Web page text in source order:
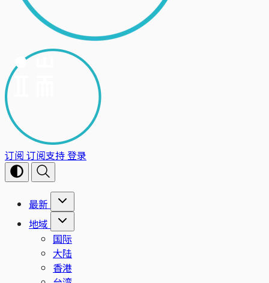
订阅 订阅支持登录
最新
地域
国际
大陆
香港